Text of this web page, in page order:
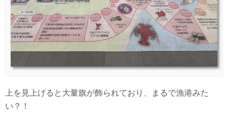
上を見上げると大量旗が飾られており、まるで漁港みた
い？！